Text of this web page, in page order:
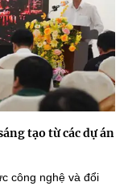
tạo từ các dự án
công nghệ và đổi